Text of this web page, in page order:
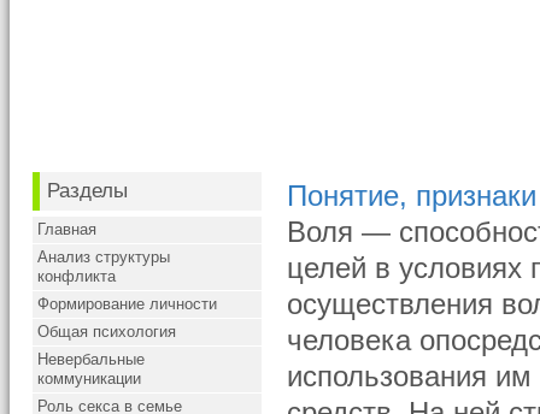
Разделы
Главная
Анализ структуры
конфликта
Формирование личности
Общая психология
Невербальные
коммуникации
Роль секса в семье
Понятие,
Воля —
целей в условиях
осуществления
человека
использования